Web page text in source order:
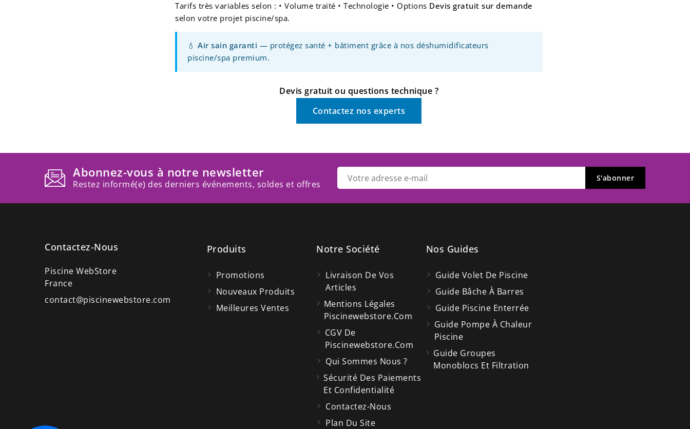
Tarifs très variables selon : • Volume traité • Technologie • Options Devis gratuit sur demande
selon votre projet piscine/spa.
💧 Air sain garanti — protégez santé + bâtiment grâce à nos déshumidificateurs
piscine/spa premium.
Devis gratuit ou questions technique ?
Contactez nos experts
Abonnez-vous à notre newsletter
Restez informé(e) des derniers événements, soldes et offres
Contactez-Nous
Piscine WebStore
France
contact@piscinewebstore.com
Produits
Promotions
Nouveaux Produits
Meilleures Ventes
Notre Société
Livraison De Vos
Articles
Mentions Légales
Piscinewebstore.com
CGV De
Piscinewebstore.com
Qui Sommes Nous ?
Sécurité Des Paiements
Et Confidentialité
Contactez-Nous
Plan Du Site
Nos Guides
Guide Volet De Piscine
Guide Bâche À Barres
Guide Piscine Enterrée
Guide Pompe À Chaleur
Piscine
Guide Groupes
Monoblocs Et Filtration